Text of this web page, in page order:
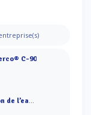
C-90
charge